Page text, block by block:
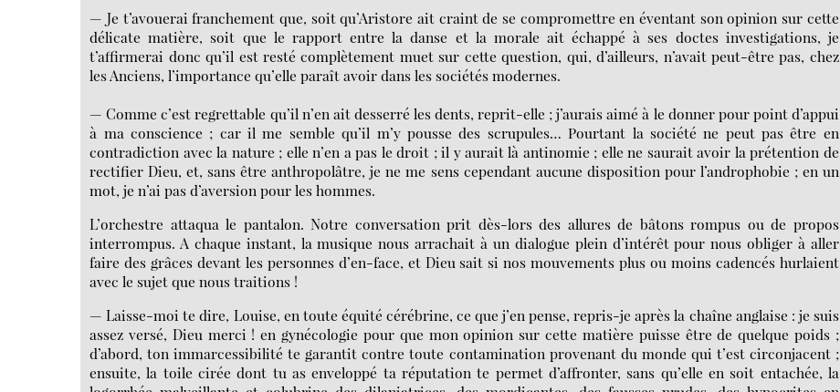
— Je t’avouerai franchement que, soit qu’Aristore ait craint de se compromettre en éventant son opinion sur cette
délicate matière, soit que le rapport entre la danse et la morale ait échappé à ses doctes investigations, je
t’affirmerai donc qu’il est resté complètement muet sur cette question, qui, d’ailleurs, n’avait peut-être pas, chez
les Anciens, l’importance qu’elle paraît avoir dans les sociétés modernes.
— Comme c’est regrettable qu’il n’en ait desserré les dents, reprit-elle ; j’aurais aimé à le donner pour point d’appui
à ma conscience ; car il me semble qu’il m’y pousse des scrupules… Pourtant la société ne peut pas être en
contradiction avec la nature ; elle n’en a pas le droit ; il y aurait là antinomie ; elle ne saurait avoir la prétention de
rectifier Dieu, et, sans être anthropolâtre, je ne me sens cependant aucune disposition pour l’androphobie ; en un
mot, je n’ai pas d’aversion pour les hommes.
L’orchestre attaqua le pantalon. Notre conversation prit dès-lors des allures de bâtons rompus ou de propos
interrompus. A chaque instant, la musique nous arrachait à un dialogue plein d’intérêt pour nous obliger à aller
faire des grâces devant les personnes d’en-face, et Dieu sait si nos mouvements plus ou moins cadencés hurlaient
avec le sujet que nous traitions !
— Laisse-moi te dire, Louise, en toute équité cérébrine, ce que j’en pense, repris-je après la chaîne anglaise : je suis
assez versé, Dieu merci ! en gynécologie pour que mon opinion sur cette matière puisse être de quelque poids ;
d’abord, ton immarcessibilité te garantit contre toute contamination provenant du monde qui t’est circonjacent ;
ensuite, la toile cirée dont tu as enveloppé ta réputation te permet d’affronter, sans qu’elle en soit entachée, la